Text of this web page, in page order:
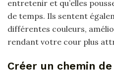
entretenir et qu’elles
de temps. Ils sentent
différentes couleurs,
rendant votre cour plus
Créer un chemin